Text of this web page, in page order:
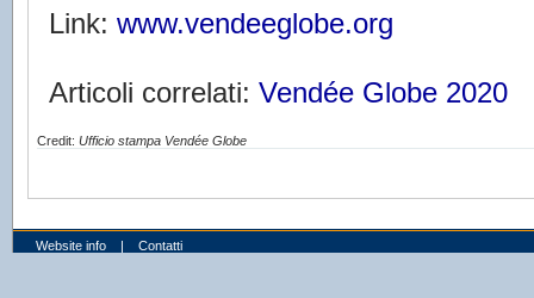
Link: www.vendeeglobe.org
Articoli correlati: Vendée Globe 2020
Credit: Ufficio stampa Vendée Globe
Website info | Contatti